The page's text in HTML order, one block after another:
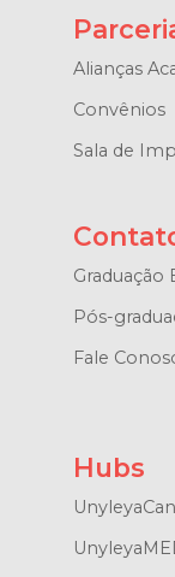
Alianças
Convênios
Sala de
Graduação
Pós-
Fale
Hubs